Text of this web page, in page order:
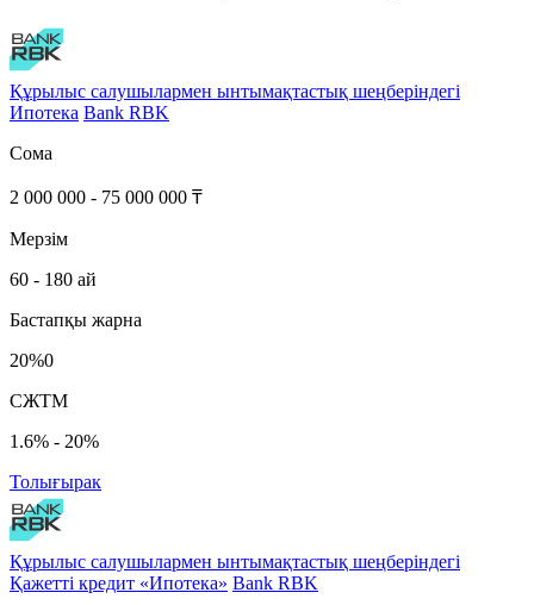
Құрылыс салушылармен ынтымақтастық шеңберіндегі
Ипотека Bank RBK
Сома
2 000 000 - 75 000 000 ₸
Мерзім
60 - 180 ай
Бастапқы жарна
20%0
СЖТМ
1.6% - 20%
Толығырак
Құрылыс салушылармен ынтымақтастық шеңберіндегі
Қажетті кредит «Ипотека» Bank RBK